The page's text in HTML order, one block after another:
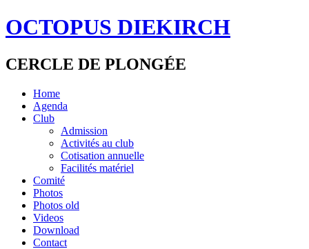
OCTOPUS DIEKIRCH
CERCLE DE PLONGÉE
Home
Agenda
Club
Admission
Activités au club
Cotisation annuelle
Facilités matériel
Comité
Photos
Photos old
Videos
Download
Contact